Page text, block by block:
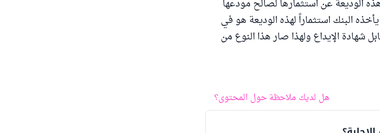
الوديعة عن استثمارها لصالح مودعها
البنك استثماراً لهذه الوديعة هو في
شهادة الإيداع ولهذا صار هذا النوع من
هل لديك ملاحظة حول المحتوى؟